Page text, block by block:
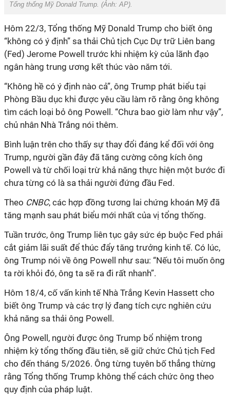
Tổng thống Mỹ Donald Trump. (Ảnh:AP).
Hôm 22/3, Tổng thống Mỹ Donald Trump cho biết ông
“không có ý định” sa thải Chủ tịch Cục Dự trữ Liên bang
(Fed) Jerome Powell trước khi nhiệm kỳ của lãnh đạo
ngân hàng trung ương kết thúc vào năm tới.
“Không hề có ý định nào cả”, ông Trump phát biểu tại
Phòng Bầu dục khi được yêu cầu làm rõ rằng ông không
tìm cách loại bỏ ông Powell. “Chưa bao giờ làm như vậy”,
chủ nhân Nhà Trắng nói thêm.
Bình luận trên cho thấy sự thay đổi đáng kể đối với ông
Trump, người gần đây đã tăng cường công kích ông
Powell và từ chối loại trừ khả năng thực hiện một bước đi
chưa từng có là sa thải người đứng đầu Fed.
Theo CNBC, các hợp đồng tương lai chứng khoán Mỹ đã
tăng mạnh sau phát biểu mới nhất của vị tổng thống.
Tuần trước, ông Trump liên tục gây sức ép buộc Fed phải
cắt giảm lãi suất để thúc đẩy tăng trưởng kinh tế. Có lúc,
ông Trump nói về ông Powell như sau: “Nếu tôi muốn ông
ta rời khỏi đó, ông ta sẽ ra đi rất nhanh”.
Hôm 18/4, cố vấn kinh tế Nhà Trắng Kevin Hassett cho
biết ông Trump và các trợ lý đang tích cực nghiên cứu
khả năng sa thải ông Powell.
Ông Powell, người được ông Trump bổ nhiệm trong
nhiệm kỳ tổng thống đầu tiên, sẽ giữ chức Chủ tịch Fed
cho đến tháng 5/2026. Ông từng tuyên bố thẳng thừng
rằng Tổng thống Trump không thể cách chức ông theo
quy định của pháp luật.